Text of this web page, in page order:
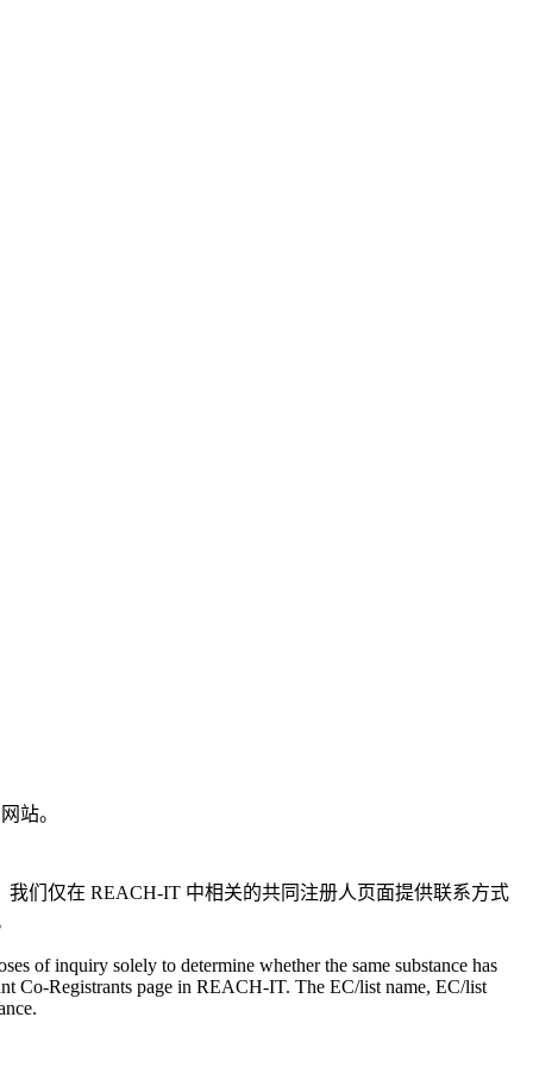
站。
们仅在 REACH-IT 中相关的共同注册人页面提供联系方式
of inquiry solely to determine whether the same substance has
Co-Registrants page in REACH-IT. The EC/list name, EC/list